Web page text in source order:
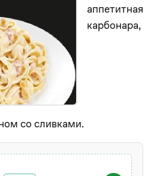
аппетитная
карбонара,
со сливками.